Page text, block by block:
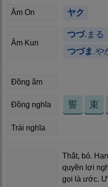
Âm On ヤク
Âm Kun
つづ.まる
つづま .や
Đồng âm
Đồng nghĩa 誓 束
Trái nghĩa
Thắt, bó.
quyền lợi
gọi là ước.